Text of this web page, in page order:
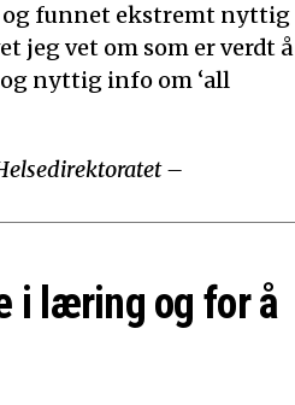
og funnet ekstremt nyttig
jeg vet om som er verdt å
nyttig info om ‘all
–
i læring og for å